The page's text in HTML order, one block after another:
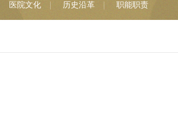
医院文化 历史沿革 职能职责